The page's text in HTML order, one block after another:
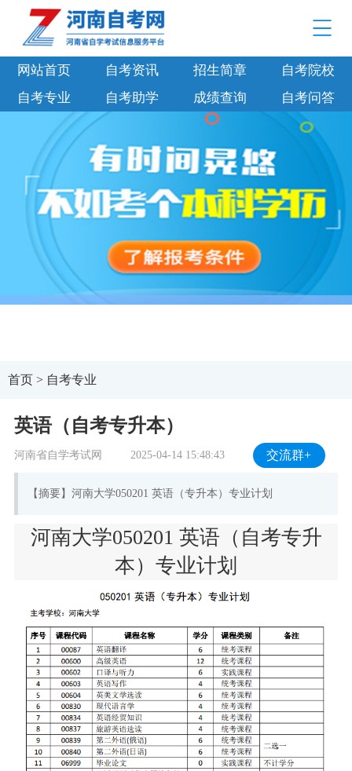
网站首页 自考资讯 招生简章
自考院校
自考专业
自考助学 成绩查询 自考问答
首页> 自考专业
英语（自考专升本）
河南省自学考试网 2025-04-14 15:48:43 交流群+
【摘要】河南大学050201 英语（专升本）专业计划
河南大学050201 英语（自考专升
本）专业计划